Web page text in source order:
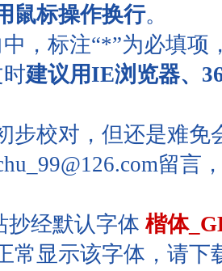
鼠标操作换行。
，标注“*”为必填项
建议用IE浏览器、
步校对，但还是难
留言
抄经默认字体 楷体
常显示该字体，请